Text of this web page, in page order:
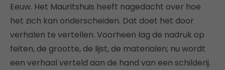
Eeuw. Het Mauritshuis heeft nagedacht over hoe
het zich kan onderscheiden. Dat doet het door
verhalen te vertellen. Voorheen lag de nadruk op
feiten, de grootte, de lijst, de materialen; nu wordt
een verhaal verteld aan de hand van een schilderij.